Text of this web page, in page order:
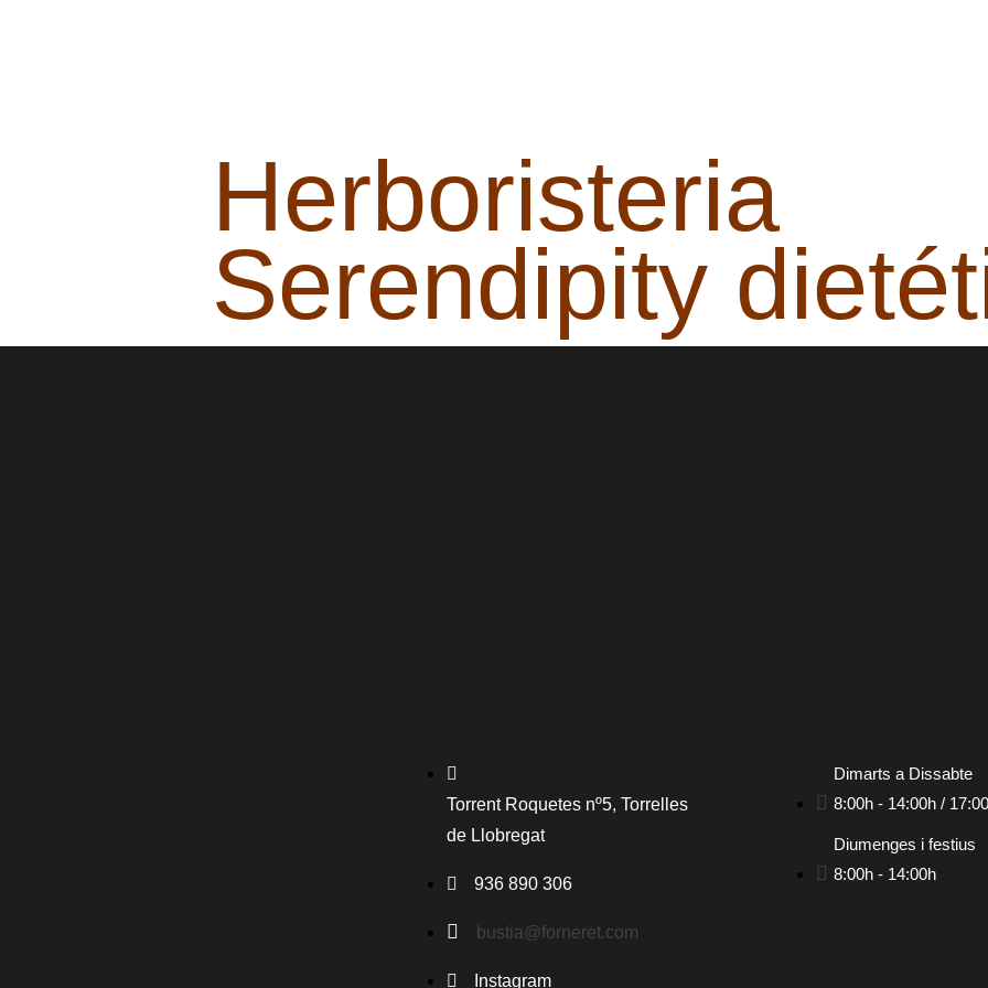
Herboristeria
Serendipity
Torrent Roquetes nº5, Torrelles
de Llobregat
936 890 306
bustia@forneret.com
Instagram
Dimarts a Dissabte
8:00h - 14:00h /
Diumenges i festius
8:00h - 14:00h